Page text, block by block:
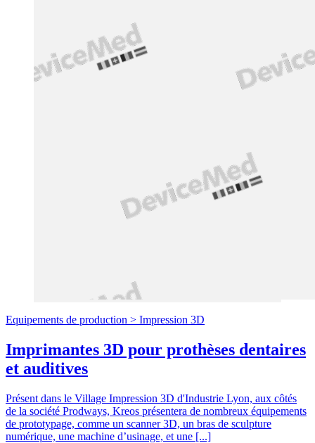
Equipements de production > Impression 3D
Imprimantes 3D pour prothèses dentaires
et auditives
Présent dans le Village Impression 3D d'Industrie Lyon, aux côtés
de la société Prodways, Kreos présentera de nombreux équipements
de prototypage, comme un scanner 3D, un bras de sculpture
numérique, une machine d’usinage, et une [...]